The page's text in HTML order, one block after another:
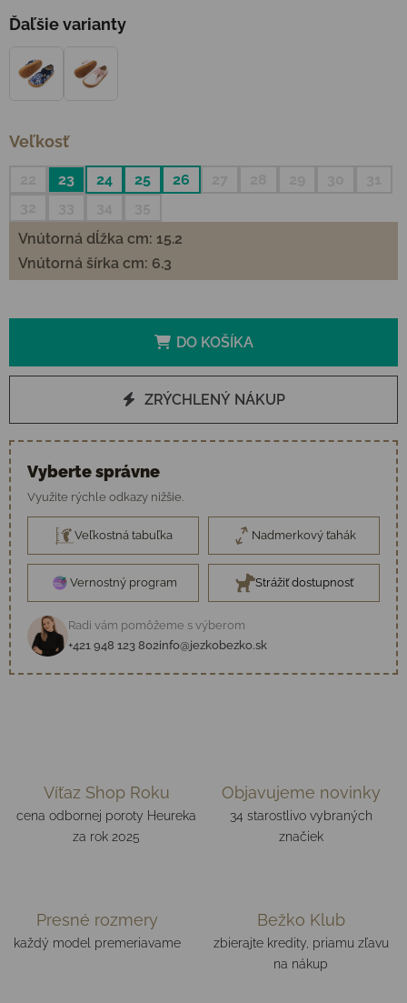
Ďaľšie varianty
Veľkosť
23 24 25 26
Vnútorná dĺžka cm: 15.2
Vnútorná šírka cm: 6.3
DO KOŠÍKA
ZRÝCHLENÝ NÁKUP
Vyberte správne
Využite rýchle odkazy nižšie.
Veľkostná tabuľka Nadmerkový ťahák
Vernostný program Strážiť dostupnosť
Radi vám pomôžeme s výberom
+421 948 123 802info@jezkobezko.sk
Víťaz Shop Roku
cena odbornej poroty Heureka
za rok 2025
Objavujeme novinky
34 starostlivo vybraných
značiek
Presné rozmery
každý model premeriavame
Bežko Klub
zbierajte kredity, priamu zľavu
na nákup